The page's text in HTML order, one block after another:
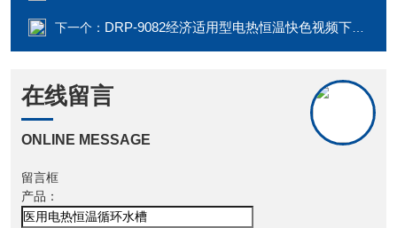
下一个： DRP-9082经济适用型电热恒温快色视频下载APP
在线留言
ONLINE MESSAGE
留言框
产品：